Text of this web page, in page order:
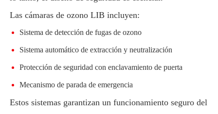
Las cámaras de ozono LIB incluyen:
Sistema de detección de fugas de ozono
Sistema automático de extracción y neutralización
Protección de seguridad con enclavamiento de puerta
Mecanismo de parada de emergencia
Estos sistemas garantizan un funcionamiento seguro del